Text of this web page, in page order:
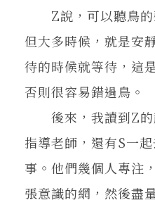
Z說，可以聽鳥的
但大多時候，就是安
待的時候就等待，這
否則很容易錯過鳥。
後來，我讀到Z的
指導老師，還有S一
事。他們幾個人專注
張意識的網，然後盡